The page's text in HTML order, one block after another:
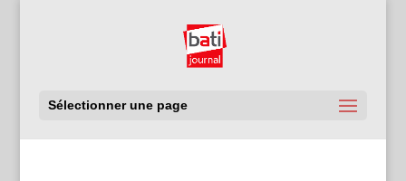
Sélectionner une page